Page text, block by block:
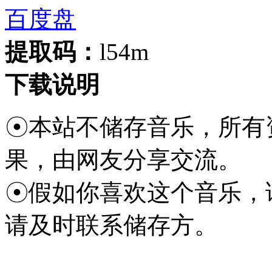
百度盘
提取码： l54m
下载说明
☉本站不储存音乐，所有
果，由网友分享交流。
☉假如你喜欢这个音乐，
请及时联系储存方。